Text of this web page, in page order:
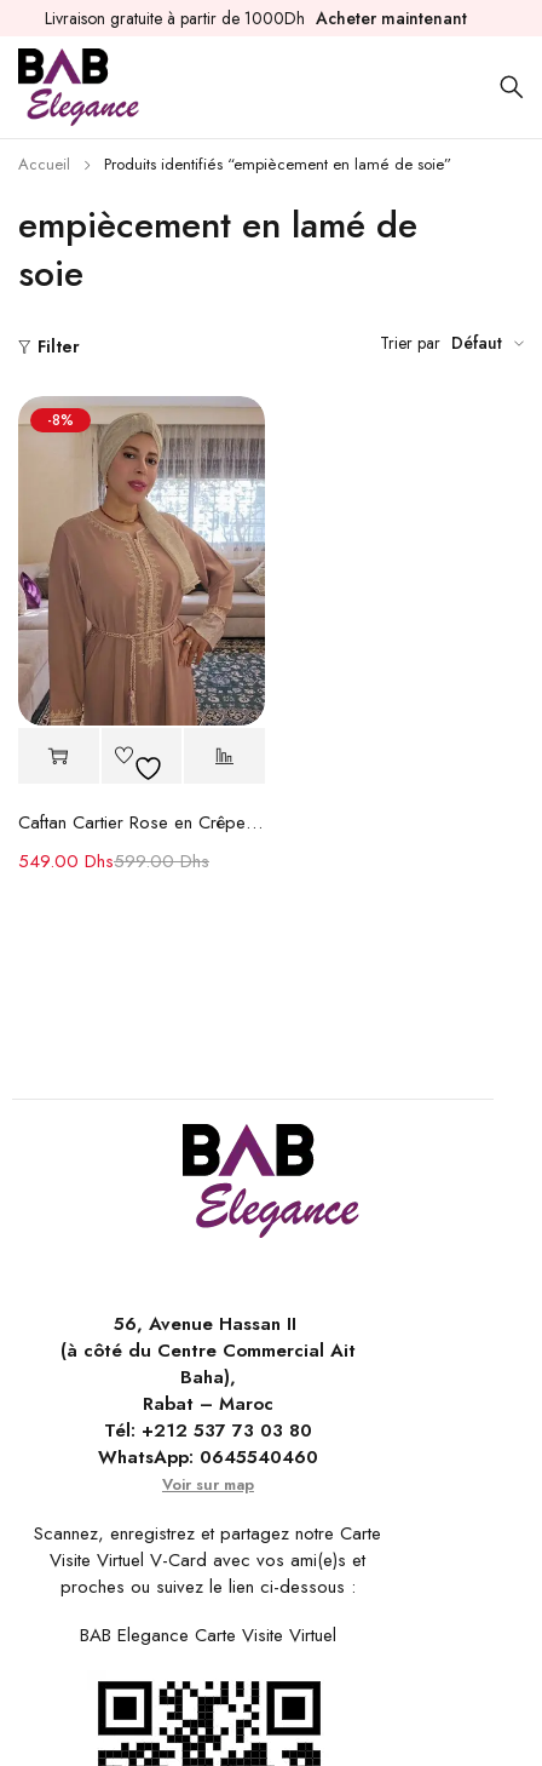
Livraison gratuite à partir de 1000Dh Acheter maintenant
empiècement en lamé de
soie
Accueil Produits identifiés “empiècement en lamé de soie”
Filter Trier par Défaut
-8%
Caftan Cartier Rose en Crêpe de Soie Premium
599.00Dhs
549.00 Dhs
56, Avenue Hassan II
(à côté du Centre Commercial Ait
Baha),
Rabat – Maroc
Tél: +212 537 73 03 80
WhatsApp: 0645540460
Voir sur map
Scannez, enregistrez et partagez notre Carte
Visite Virtuel V-Card avec vos ami(e)s et
proches ou suivez le lien ci-dessous :
BAB Elegance Carte Visite Virtuel